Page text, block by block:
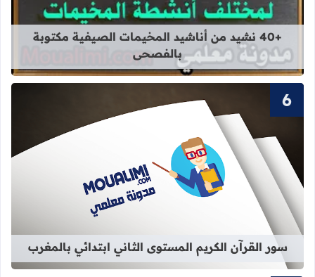
قراءة المزيد عن +40 نشيد من أناشيد المخيمات الصيفية مكتوبة بالفصحى
+40 نشيد من أناشيد المخيمات الصيفية مكتوبة
بالفصحى
قراءة المزيد عن سور القرآن الكريم
سور القرآن الكريم المستوى الثاني ابتدائي بالمغرب